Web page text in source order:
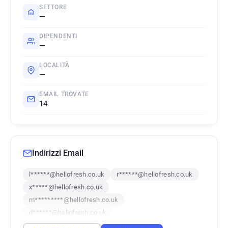
SETTORE
—
DIPENDENTI
—
LOCALITÀ
—
EMAIL TROVATE
14
Indirizzi Email
l******@hellofresh.co.uk
r******@hellofresh.co.uk
x*****@hellofresh.co.uk
m*********@hellofresh.co.uk
d******@hellofresh.co.uk
l**********@hellofresh.co.uk